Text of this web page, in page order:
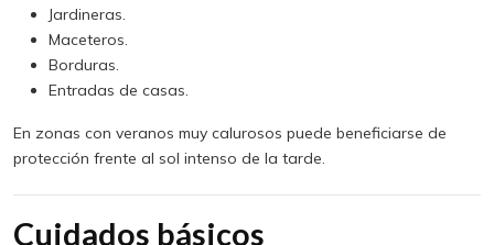
Jardineras.
Maceteros.
Borduras.
Entradas de casas.
En zonas con veranos muy calurosos puede beneficiarse de
protección frente al sol intenso de la tarde.
Cuidados básicos